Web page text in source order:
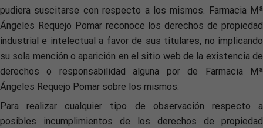
pudiera suscitarse con respecto a los mismos. Farmacia Mª
Ángeles Requejo Pomar reconoce los derechos de propiedad
industrial e intelectual a favor de sus titulares, no implicando
su sola mención o aparición en el sitio web de la existencia de
derechos o responsabilidad alguna por de Farmacia Mª
Ángeles Requejo Pomar sobre los mismos.
Para realizar cualquier tipo de observación respecto a
posibles incumplimientos de los derechos de propiedad